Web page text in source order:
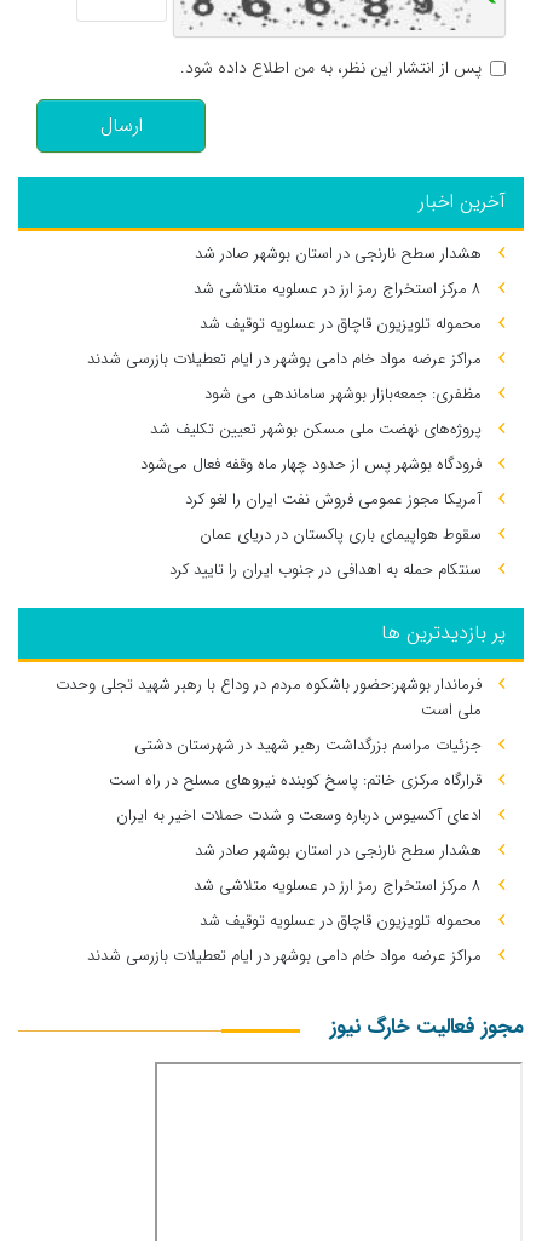
پس از انتشار این نظر، به من اطلاع داده شود.
ارسال
آخرین اخبار
هشدار سطح نارنجی در استان بوشهر صادر شد
۸ مرکز استخراج رمز ارز در عسلویه متلاشی شد
محموله تلویزیون قاچاق در عسلویه توقیف شد
مراکز عرضه مواد خام دامی بوشهر در ایام تعطیلات بازرسی شدند
مظفری: جمعه‌بازار بوشهر ساماندهی می‌ شود
پروژه‌های نهضت ملی مسکن بوشهر تعیین تکلیف شد
فرودگاه بوشهر پس از حدود چهار ماه وقفه فعال می‌شود
آمریکا مجوز عمومی فروش نفت ایران را لغو کرد
سقوط هواپیمای باری پاکستان در دریای عمان
سنتکام حمله به اهدافی در جنوب ایران را تایید کرد
پر بازدیدترین ها
فرماندار بوشهر:حضور باشکوه مردم در وداع با رهبر شهید تجلی وحدت
ملی است
جزئیات مراسم بزرگداشت رهبر شهید در شهرستان دشتی
قرارگاه مرکزی خاتم: پاسخ کوبنده نیروهای مسلح در راه است
ادعای آکسیوس درباره وسعت و شدت حملات اخیر به ایران
هشدار سطح نارنجی در استان بوشهر صادر شد
۸ مرکز استخراج رمز ارز در عسلویه متلاشی شد
محموله تلویزیون قاچاق در عسلویه توقیف شد
مراکز عرضه مواد خام دامی بوشهر در ایام تعطیلات بازرسی شدند
مجوز فعالیت خارگ نیوز